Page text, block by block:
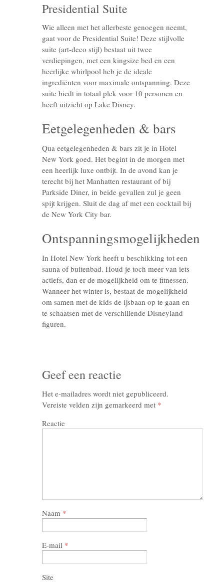
Presidential Suite
Wie alleen met het allerbeste genoegen neemt,
gaat voor de Presidential Suite! Deze stijlvolle
suite (art-deco stijl) bestaat uit twee
verdiepingen, met een kingsize bed en een
heerlijke whirlpool heb je de ideale
ingrediënten voor maximale ontspanning. Deze
suite biedt in totaal plek voor 10 personen en
heeft uitzicht op Lake Disney.
Eetgelegenheden & bars
Qua eetgelegenheden & bars zit je in Hotel
New York goed. Het begint in de morgen met
een heerlijk luxe ontbijt. In de avond kan je
terecht bij het Manhatten restaurant of bij
Parkside Diner, in beide gevallen zul je geen
spijt krijgen. Sluit de dag af met een cocktail bij
de New York City bar.
Ontspanningsmogelijkheden
In Hotel New York heeft u beschikking tot een
sauna of buitenbad. Houd je toch meer van iets
actiefs, dan er de mogelijkheid om te fitnessen.
Wanneer het winter is, bestaat de mogelijkheid
om samen met de kids de ijsbaan op te gaan en
te schaatsen met de verschillende Disneyland
figuren.
Geef een reactie
Het e-mailadres wordt niet gepubliceerd.
Vereiste velden zijn gemarkeerd met *
Reactie
Naam *
E-mail *
Site